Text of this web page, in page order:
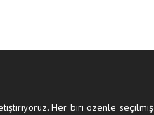
Her biri özenle seçilmiş